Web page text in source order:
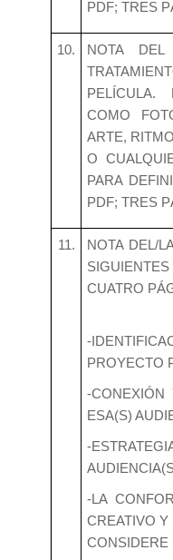
PDF; TRES
10.
NOTA
PELÍCULA.
COMO
ARTE,
O
PARA
PDF; TRES
11.
NOTA DEL/
CUATRO
-
PROYECTO
-
ESA(S)
-
-LA
CREATIVO
CONSIDERE